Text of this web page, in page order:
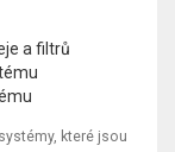
a filtrů
které jsou